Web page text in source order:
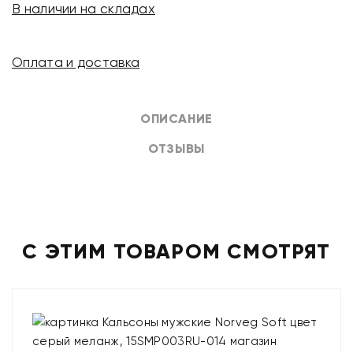
ОПИСАНИЕ
ОТЗЫВЫ
В наличии на складах
Оплата и доставка
С ЭТИМ ТОВАРОМ СМОТРЯТ